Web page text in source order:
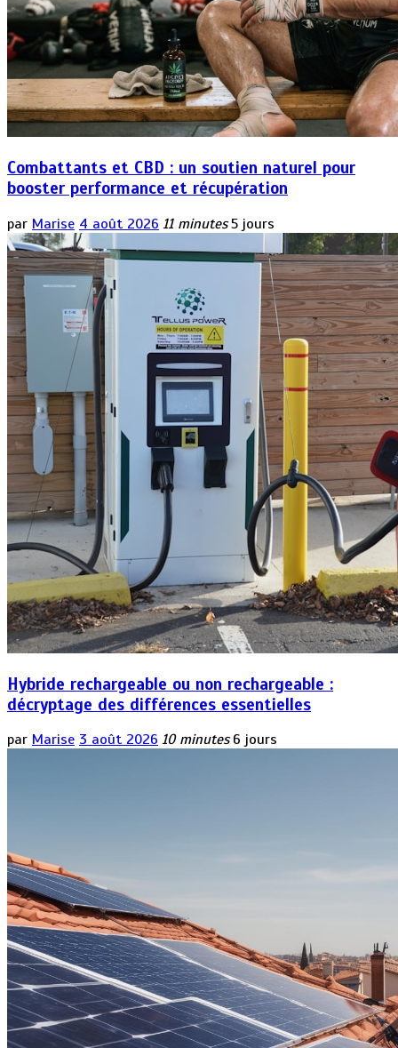
Combattants et CBD : un soutien naturel pour
booster performance et récupération
par Marise 4 août 2026 11 minutes 5 jours
Hybride rechargeable ou non rechargeable :
décryptage des différences essentielles
par Marise 3 août 2026 10 minutes 6 jours